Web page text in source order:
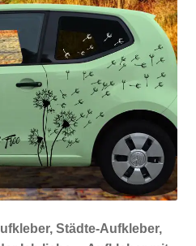
Städte-Aufkleber,